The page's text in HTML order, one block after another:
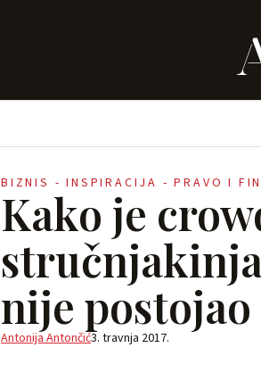
BIZNIS - INSPIRACIJA - PRAVO I
Kako je
nije postojao
Antonija Antončić3. travnja 2017.